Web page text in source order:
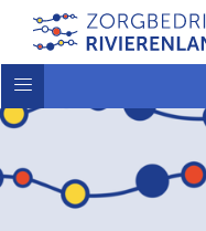
Toggle
navigatie